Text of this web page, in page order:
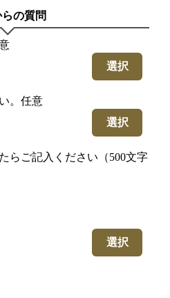
の質問
選択
。 任意
選択
らご記入ください（500文字
選択